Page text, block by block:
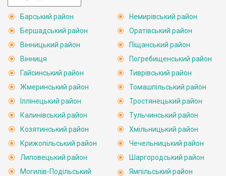
Барський район
Бершадський район
Вінницький район
Вінниця
Гайсинський район
Жмеринський район
Іллінецький район
Калинівський район
Козятинський район
Крижопільський район
Липовецький район
Могилів-Подільський
Немирівський район
Оратівський район
Піщанський район
Погребищенський район
Тиврівський район
Томашпільський район
Тростянецький район
Тульчинський район
Хмільницький район
Чечельницький район
Шаргородський район
Ямпільський район